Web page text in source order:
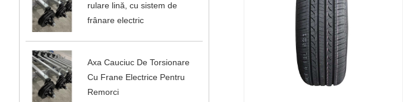
rulare lină, cu sistem de
frânare electric
Axa Cauciuc De Torsionare
Cu Frane Electrice Pentru
Remorci